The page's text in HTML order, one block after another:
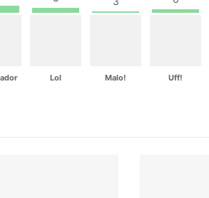
Lol Malo! Uff!